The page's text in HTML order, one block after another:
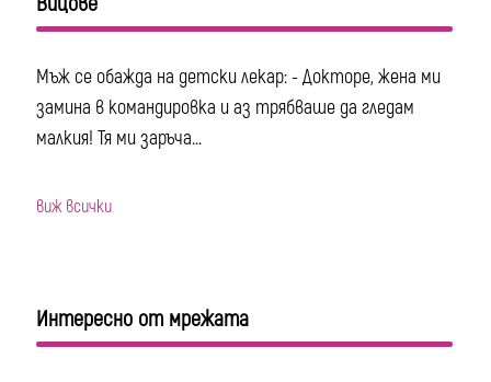
Мъж се обажда на детски лекар: - Докторе, жена ми
замина в командировка и аз трябваше да гледам
малкия! Тя ми заръча...
виж всички
Интересно от мрежата